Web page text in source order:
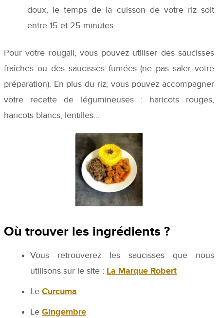
doux, le temps de la cuisson de votre riz soit
entre 15 et 25 minutes.
Pour votre rougail, vous pouvez utiliser des saucisses
fraîches ou des saucisses fumées (ne pas saler votre
préparation). En plus du riz, vous pouvez accompagner
votre recette de légumineuses : haricots rouges,
haricots blancs, lentilles…
Où trouver les ingrédients ?
Vous retrouverez les saucisses que nous
utilisons sur le site : La Marque Robert
Le Curcuma
Le Gingembre